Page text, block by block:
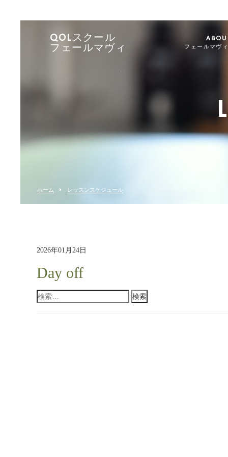
QOLスクール
フェールマヴィ
フェールマヴ
ホーム レッスンスケジュール
2026年01月24日
Day off
検